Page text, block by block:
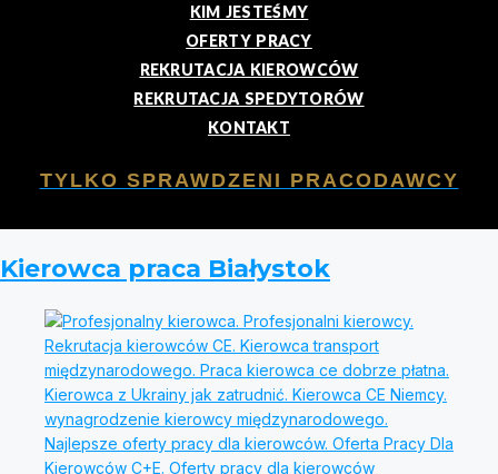
KIM JESTEŚMY
OFERTY PRACY
REKRUTACJA KIEROWCÓW
REKRUTACJA SPEDYTORÓW
KONTAKT
TYLKO SPRAWDZENI PRACODAWCY
Kierowca praca Białystok